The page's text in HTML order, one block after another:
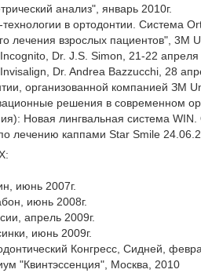
анализ", январь 2010г.
в ортодонтии. Система
лечения взрослых пациентов", 3М
Dr. J.S. Simon, 21-22 апреля
Dr. Andrea Bazzucchi, 28
организованной компанией ЗМ
решения в современном
Новая лингвальная система
лечению каппами Star Smile
июнь 2007г.
июнь 2008г.
апрель 2009г.
июнь 2009г.
Конгресс, Сидней,
"Квинтэссенция", Москва, 2010